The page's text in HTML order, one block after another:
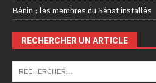
Bénin : les membres du Sénat installés
RECHERCHER UN ARTICLE